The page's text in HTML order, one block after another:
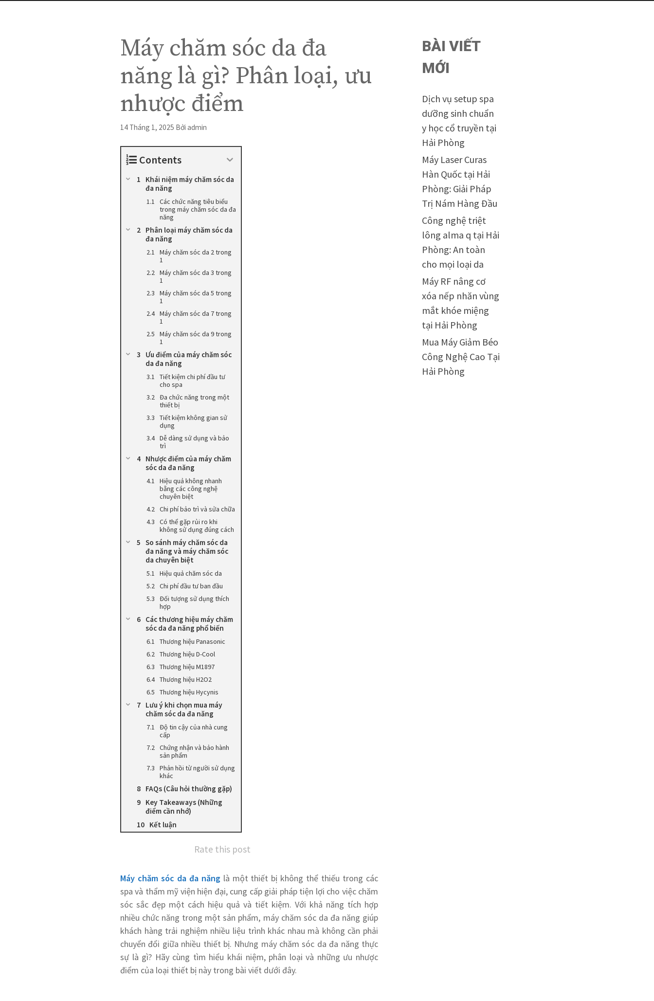
Máy chăm sóc da đa
năng là gì? Phân loại, ưu
nhược điểm
14 Tháng 1, 2025 Bởi admin
Contents
Khái niệm máy chăm sóc da
đa năng
Các chức năng tiêu biểu
trong máy chăm sóc da đa
năng
Phân loại máy chăm sóc da
đa năng
Máy chăm sóc da 2 trong
1
Máy chăm sóc da 3 trong
1
Máy chăm sóc da 5 trong
1
Máy chăm sóc da 7 trong
1
Máy chăm sóc da 9 trong
1
Ưu điểm của máy chăm sóc
da đa năng
Tiết kiệm chi phí đầu tư
cho spa
Đa chức năng trong một
thiết bị
Tiết kiệm không gian sử
dụng
Dễ dàng sử dụng và bảo
trì
Nhược điểm của máy chăm
sóc da đa năng
Hiệu quả không nhanh
bằng các công nghệ
chuyên biệt
Chi phí bảo trì và sửa chữa
Có thể gặp rủi ro khi
không sử dụng đúng cách
So sánh máy chăm sóc da
đa năng và máy chăm sóc
da chuyên biệt
Hiệu quả chăm sóc da
Chi phí đầu tư ban đầu
Đối tượng sử dụng thích
hợp
Các thương hiệu máy chăm
sóc da đa năng phổ biến
Thương hiệu Panasonic
Thương hiệu D-Cool
Thương hiệu M1897
Thương hiệu H2O2
Thương hiệu Hycynis
Lưu ý khi chọn mua máy
chăm sóc da đa năng
Độ tin cậy của nhà cung
cấp
Chứng nhận và bảo hành
sản phẩm
Phản hồi từ người sử dụng
khác
FAQs (Câu hỏi thường gặp)
Key Takeaways (Những
điểm cần nhớ)
Kết luận
Rate this post
Máy chăm sóc da đa nănglà một thiết bị không thể thiếu trong các
spa và thẩm mỹ viện hiện đại, cung cấp giải pháp tiện lợi cho việc chăm
sóc sắc đẹp một cách hiệu quả và tiết kiệm. Với khả năng tích hợp
nhiều chức năng trong một sản phẩm, máy chăm sóc da đa năng giúp
khách hàng trải nghiệm nhiều liệu trình khác nhau mà không cần phải
chuyển đổi giữa nhiều thiết bị. Nhưng máy chăm sóc da đa năng thực
sự là gì? Hãy cùng tìm hiểu khái niệm, phân loại và những ưu nhược
điểm của loại thiết bị này trong bài viết dưới đây.
BÀI VIẾT
MỚI
Dịch vụ setup spa
dưỡng sinh chuẩn
y học cổ truyền tại
Hải Phòng
Máy Laser Curas
Hàn Quốc tại Hải
Phòng: Giải Pháp
Trị Nám Hàng Đầu
Công nghệ triệt
lông alma q tại Hải
Phòng: An toàn
cho mọi loại da
Máy RF nâng cơ
xóa nếp nhăn vùng
mắt khóe miệng
tại Hải Phòng
Mua Máy Giảm Béo
Công Nghệ Cao Tại
Hải Phòng